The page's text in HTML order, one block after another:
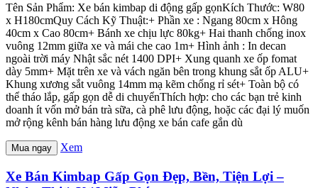
Tên Sản Phẩm: Xe bán kimbap di động gấp gọnKích Thước: W80
x H180cmQuy Cách Kỹ Thuật:+ Phần xe : Ngang 80cm x Hông
40cm x Cao 80cm+ Bánh xe chịu lực 80kg+ Hai thanh chống inox
vuông 12mm giữa xe và mái che cao 1m+ Hình ảnh : In decan
ngoài trời máy Nhật sắc nét 1400 DPI+ Xung quanh xe ốp fomat
dày 5mm+ Mặt trên xe và vách ngăn bên trong khung sắt ốp ALU+
Khung xương sắt vuông 14mm mạ kẽm chống rỉ sét+ Toàn bộ có
thể tháo lắp, gấp gọn dễ di chuyểnThích hợp: cho các bạn trẻ kinh
doanh ít vốn mở bán trà sữa, cà phê lưu động, hoặc các đại lý muốn
mở rộng kênh bán hàng lưu động xe bán cafe gắn dù
Mua ngay Xem
Xe Bán Kimbap Gấp Gọn Đẹp, Bền, Tiện Lợi –